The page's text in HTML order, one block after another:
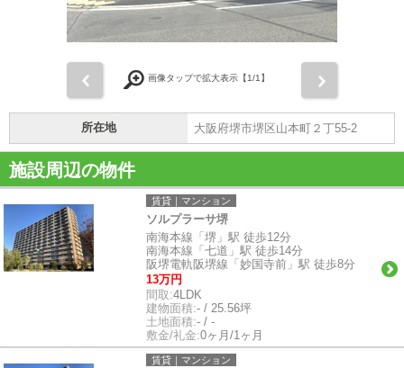
画像タップで拡大表示【1/1】
所在地 大阪府堺市堺区山本町２丁55-2
施設周辺の物件
賃貸｜マンション
ソルプラーサ堺
南海本線「堺」駅 徒歩12分
南海本線「七道」駅 徒歩14分
阪堺電軌阪堺線「妙国寺前」駅 徒歩8分
13万円
間取:4LDK
建物面積:- / 25.56坪
土地面積:- / -
敷金/礼金:0ヶ月/1ヶ月
賃貸｜マンション